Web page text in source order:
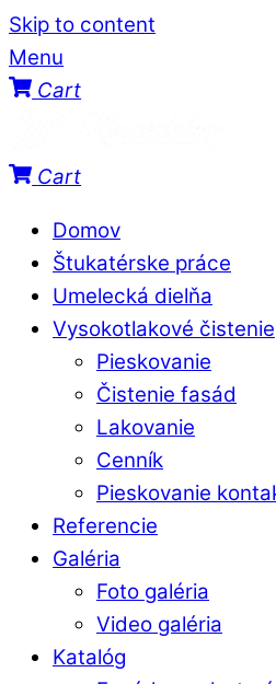
Skip to content
Menu
Cart
Cart
Domov
Štukatérske práce
Umelecká dielňa
Vysokotlakové čistenie
Pieskovanie
Čistenie fasád
Lakovanie
Cenník
Pieskovanie
Referencie
Galéria
Foto galéria
Video galéria
Katalóg